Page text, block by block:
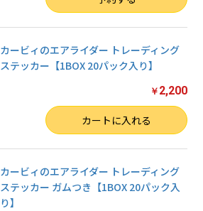
カービィのエアライダー トレーディング
ステッカー【1BOX 20パック入り】
￥ 2,200
カートに入れる
カービィのエアライダー トレーディング
ステッカー ガムつき【1BOX 20パック入
り】